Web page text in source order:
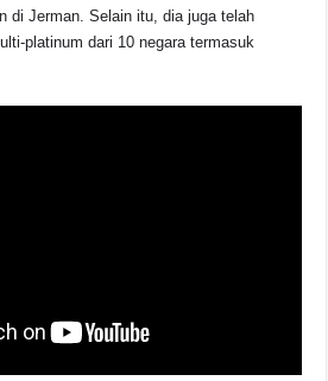
di Jerman. Selain itu, dia juga telah
platinum dari 10 negara termasuk